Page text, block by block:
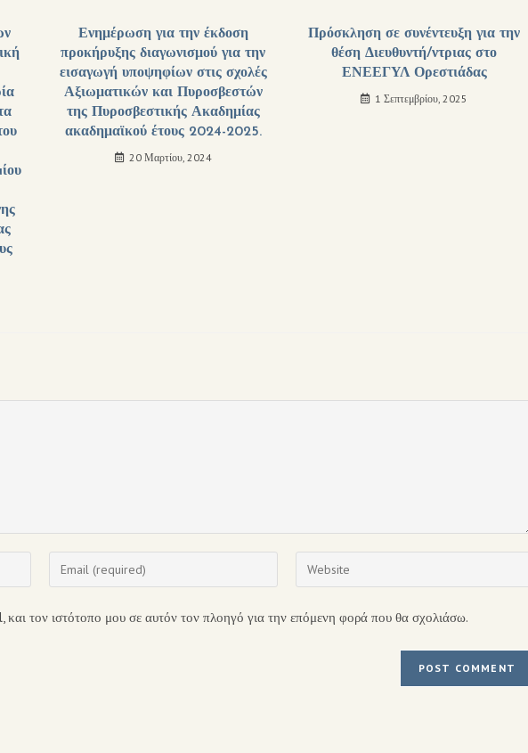
Ενημέρωση για την έκδοση
προκήρυξης διαγωνισμού για την
εισαγωγή υποψηφίων στις σχολές
Αξιωματικών και Πυροσβεστών
της Πυροσβεστικής Ακαδημίας
ακαδημαϊκού έτους 2024-2025.
20 Μαρτίου, 2024
Πρόσκληση σε συνέντευξη για την
θέση Διευθυντή/ντριας στο
ΕΝΕΕΓΥΛ Ορεστιάδας
1 Σεπτεμβρίου, 2025
τον ιστότοπο μου σε αυτόν τον πλοηγό για την επόμενη φορά που θα σχολιάσω.